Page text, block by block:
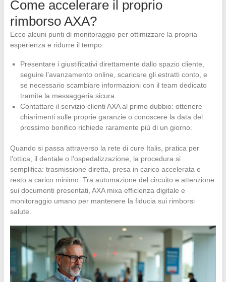
Come accelerare il proprio
rimborso AXA?
Ecco alcuni punti di monitoraggio per ottimizzare la propria
esperienza e ridurre il tempo:
Presentare i giustificativi direttamente dallo spazio cliente,
seguire l’avanzamento online, scaricare gli estratti conto, e
se necessario scambiare informazioni con il team dedicato
tramite la messaggeria sicura.
Contattare il servizio clienti AXA al primo dubbio: ottenere
chiarimenti sulle proprie garanzie o conoscere la data del
prossimo bonifico richiede raramente più di un giorno.
Quando si passa attraverso la rete di cure Italis, pratica per
l’ottica, il dentale o l’ospedalizzazione, la procedura si
semplifica: trasmissione diretta, presa in carico accelerata e
resto a carico minimo. Tra automazione del circuito e attenzione
sui documenti presentati, AXA mixa efficienza digitale e
monitoraggio umano per mantenere la fiducia sui rimborsi
salute.